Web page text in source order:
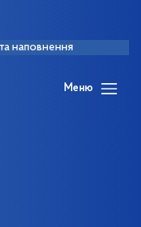
наповнення
Меню